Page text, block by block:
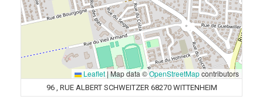
Leaflet | Map data ©OpenStreetMapcontributors
96 , RUE ALBERT SCHWEITZER 68270 WITTENHEIM